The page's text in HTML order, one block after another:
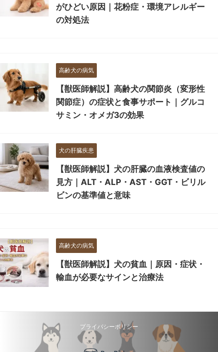
がひどい原因｜花粉症・環境アレルギー
の対処法
高齢犬の病気
【獣医師解説】高齢犬の関節炎（変形性
関節症）の症状と食事サポート｜グルコ
サミン・オメガ3の効果
犬の肝臓疾患
【獣医師解説】犬の肝臓の血液検査値の
見方｜ALT・ALP・AST・GGT・ビリル
ビンの基準値と意味
高齢犬の病気
【獣医師解説】犬の貧血｜原因・症状・
輸血が必要なサインと治療法
プライバシーポリシー